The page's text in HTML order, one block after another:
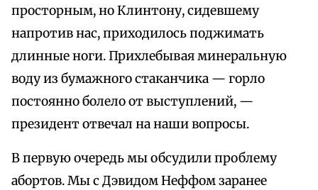
просторным, но Клинтону, сидевшему
напротив нас, приходилось поджимать
длинные ноги. Прихлебывая минеральную
воду из бумажного стаканчика — горло
постоянно болело от выступлений, —
президент отвечал на наши вопросы.
В первую очередь мы обсудили проблему
абортов. Мы с Дэвидом Неффом заранее